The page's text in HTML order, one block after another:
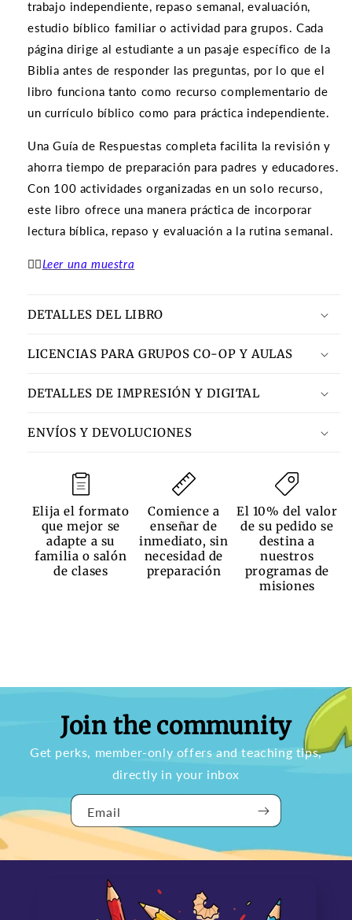
trabajo independiente, repaso semanal, evaluación,
estudio bíblico familiar o actividad para grupos. Cada
página dirige al estudiante a un pasaje específico de la
Biblia antes de responder las preguntas, por lo que el
libro funciona tanto como recurso complementario de
un currículo bíblico como para práctica independiente.
Una Guía de Respuestas completa facilita la revisión y
ahorra tiempo de preparación para padres y educadores.
Con 100 actividades organizadas en un solo recurso,
este libro ofrece una manera práctica de incorporar
lectura bíblica, repaso y evaluación a la rutina semanal.
👉🏽Leer una muestra
DETALLES DEL LIBRO
LICENCIAS PARA GRUPOS CO-OP Y AULAS
DETALLES DE IMPRESIÓN Y DIGITAL
ENVÍOS Y DEVOLUCIONES
Elija el formato
que mejor se
adapte a su
familia o salón
de clases
Comience a
enseñar de
inmediato, sin
necesidad de
preparación
El 10% del valor
de su pedido se
destina a
nuestros
programas de
misiones
Join the community
Get perks, member-only offers and teaching tips,
directly in your inbox
Email